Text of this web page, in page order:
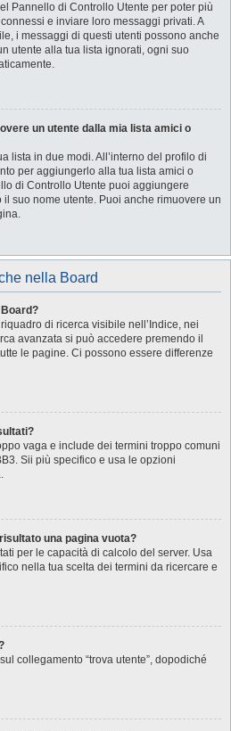
Pannello di Controllo Utente per poter più
e inviare loro messaggi privati. A
i messaggi di questi utenti possono anche
utente alla tua lista ignorati, ogni suo
un utente dalla mia lista amici o
lista in due modi. All’interno del profilo di
per aggiungerlo alla tua lista amici o
di Controllo Utente puoi aggiungere
suo nome utente. Puoi anche rimuovere un
nella Board
di ricerca visibile nell’Indice, nei
avanzata si può accedere premendo il
le pagine. Ci possono essere differenze
vaga e include dei termini troppo comuni
Sii più specifico e usa le opzioni
una pagina vuota?
per le capacità di calcolo del server. Usa
nella tua scelta dei termini da ricercare e
collegamento “trova utente”, dopodiché